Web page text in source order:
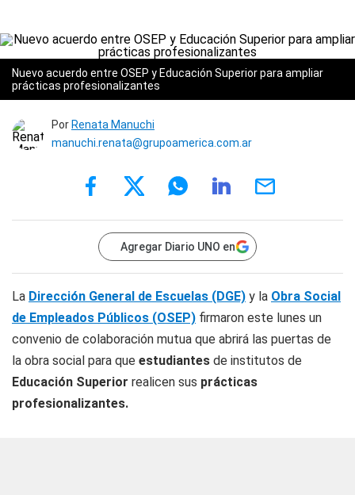
Nuevo acuerdo entre OSEP y Educación Superior para ampliar
prácticas profesionalizantes
Por Renata Manuchi
manuchi.renata@grupoamerica.com.ar
Agregar Diario UNO en
La Dirección General de Escuelas (DGE) y la Obra Social
de Empleados Públicos (OSEP) firmaron este lunes un
convenio de colaboración mutua que abrirá las puertas de
la obra social para que estudiantes de institutos de
Educación Superior realicen sus prácticas
profesionalizantes.